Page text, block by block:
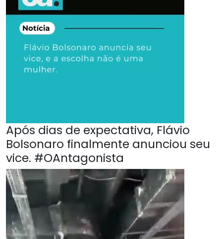
Após dias de expectativa, Flávio
Bolsonaro finalmente anunciou seu
vice. #OAntagonista